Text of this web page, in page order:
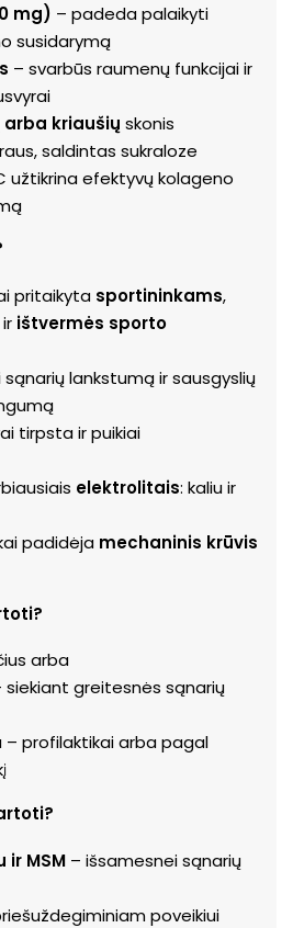
mg) – padeda palaikyti
susidarymą
– svarbūs raumenų funkcijai ir
kriaušių skonis
saldintas sukraloze
užtikrina efektyvų kolageno
pritaikyta sportininkams,
ir ištvermės sporto
lankstumą ir sausgyslių
tirpsta ir puikiai
elektrolitais: kaliu ir
padidėja mechaninis krūvis
arba
siekiant greitesnės sąnarių
– profilaktikai arba pagal
ir MSM – išsamesnei sąnarių
poveikiui